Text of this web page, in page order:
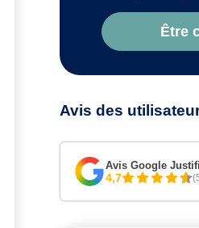
Être
Avis des
Avis Google
4,7